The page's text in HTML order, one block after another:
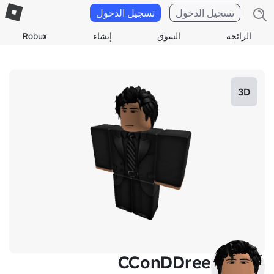
الرائجة السوق إنشاء Robux
تسجيل الدخول تسجيل الدخول
3D
CConDDree